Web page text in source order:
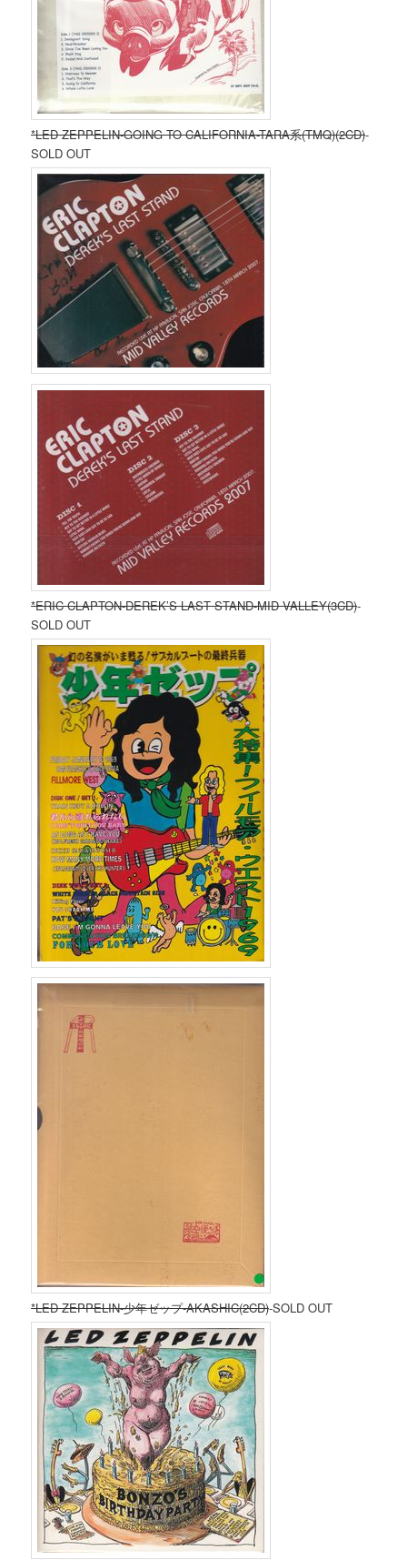
*LED ZEPPELIN-GOING TO CALIFORNIA-TARA系(TMQ)(2CD)-
SOLD OUT
*ERIC CLAPTON-DEREK’S LAST STAND-MID VALLEY(3CD)-
SOLD OUT
*LED ZEPPELIN-少年ゼップ-AKASHIC(2CD)-SOLD OUT